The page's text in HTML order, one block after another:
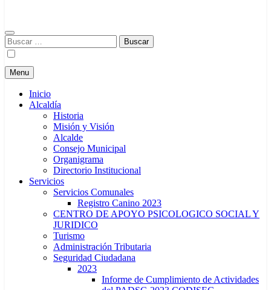
Buscar:
Menu
Inicio
Alcaldía
Historia
Misión y Visión
Alcalde
Consejo Municipal
Organigrama
Directorio Institucional
Servicios
Servicios Comunales
Registro Canino 2023
CENTRO DE APOYO PSICOLOGICO SOCIAL Y
JURIDICO
Turismo
Administración Tributaria
Seguridad Ciudadana
2023
Informe de Cumplimiento de Actividades